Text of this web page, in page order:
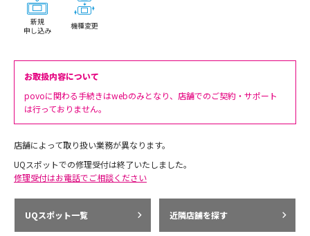
新規
申し込み
機種変更
お取扱内容について
povoに関わる手続きはwebのみとなり、店舗でのご契約・サポート
は行っておりません。
店舗によって取り扱い業務が異なります。
UQスポットでの修理受付は終了いたしました。
修理受付はお電話でご相談ください
UQスポット一覧 近隣店舗を探す